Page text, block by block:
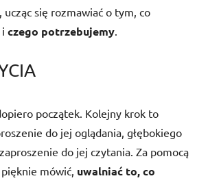
ucząc się rozmawiać o tym, co
czego potrzebujemy.
początek. Kolejny krok to
do jej oglądania, głębokiego
do jej czytania. Za pomocą
mówić, uwalniać to, co